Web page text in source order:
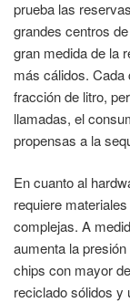
prueba las
grandes centros
gran medida de la
más cálidos. Cada
fracción de litro,
llamadas, el
propensas a la
En cuanto al
requiere
complejas. A
aumenta la
chips con mayor
reciclado sólidos y